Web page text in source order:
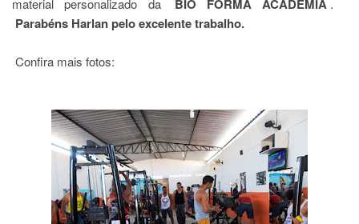
material personalizado da
BIO FORMA ACADEMIA .
Parabéns Harlan pelo excelente trabalho.
Confira mais fotos: